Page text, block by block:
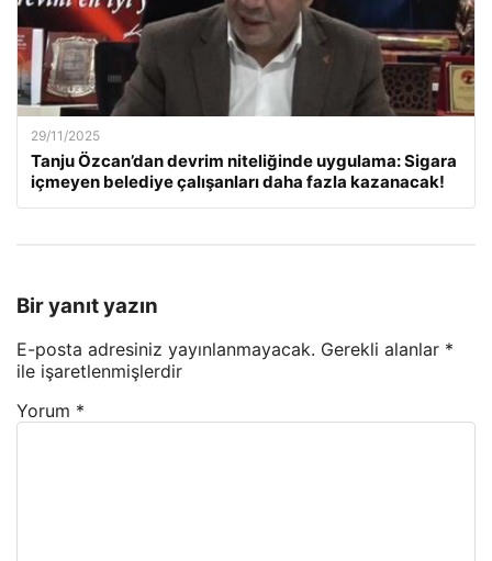
29/11/2025
Tanju Özcan’dan devrim niteliğinde uygulama: Sigara
içmeyen belediye çalışanları daha fazla kazanacak!
Bir yanıt yazın
E-posta adresiniz yayınlanmayacak. Gerekli alanlar *
ile işaretlenmişlerdir
Yorum *